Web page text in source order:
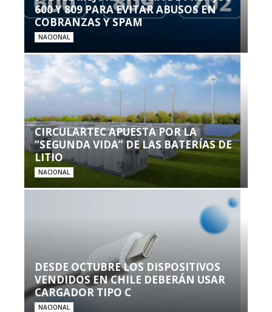
600 Y 809 PARA EVITAR ABUSOS EN
COBRANZAS Y SPAM
NACIONAL
CIRCULARTEC APUESTA POR LA
“SEGUNDA VIDA” DE LAS BATERÍAS DE
LITIO
NACIONAL
DESDE OCTUBRE LOS DISPOSITIVOS
VENDIDOS EN CHILE DEBERÁN USAR
CARGADOR TIPO C
NACIONAL